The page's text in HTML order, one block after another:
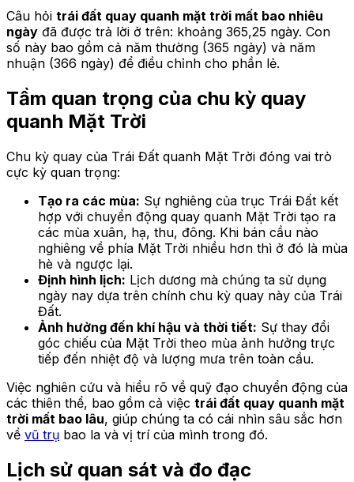
Câu hỏi trái đất quay quanh mặt trời mất bao nhiêu
ngày đã được trả lời ở trên: khoảng 365,25 ngày. Con
số này bao gồm cả năm thường (365 ngày) và năm
nhuận (366 ngày) để điều chỉnh cho phần lẻ.
Tầm quan trọng của chu kỳ quay
quanh Mặt Trời
Chu kỳ quay của Trái Đất quanh Mặt Trời đóng vai trò
cực kỳ quan trọng:
Tạo ra các mùa: Sự nghiêng của trục Trái Đất kết
hợp với chuyển động quay quanh Mặt Trời tạo ra
các mùa xuân, hạ, thu, đông. Khi bán cầu nào
nghiêng về phía Mặt Trời nhiều hơn thì ở đó là mùa
hè và ngược lại.
Định hình lịch: Lịch dương mà chúng ta sử dụng
ngày nay dựa trên chính chu kỳ quay này của Trái
Đất.
Ảnh hưởng đến khí hậu và thời tiết: Sự thay đổi
góc chiếu của Mặt Trời theo mùa ảnh hưởng trực
tiếp đến nhiệt độ và lượng mưa trên toàn cầu.
Việc nghiên cứu và hiểu rõ về quỹ đạo chuyển động của
các thiên thể, bao gồm cả việc trái đất quay quanh mặt
trời mất bao lâu, giúp chúng ta có cái nhìn sâu sắc hơn
về vũ trụ bao la và vị trí của mình trong đó.
Lịch sử quan sát và đo đạc